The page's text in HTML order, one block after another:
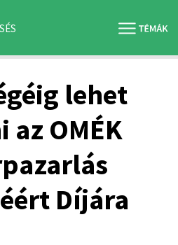
lehet
OMÉK
Díjára